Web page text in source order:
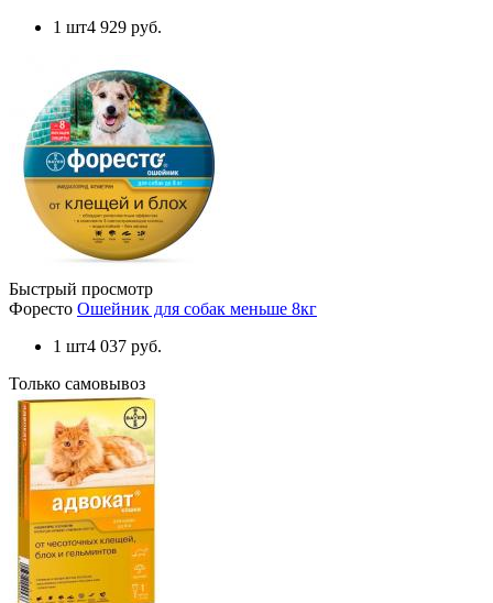
1 шт4 929 руб.
Быстрый просмотр
Форесто Ошейник для собак меньше 8кг
1 шт4 037 руб.
Только самовывоз